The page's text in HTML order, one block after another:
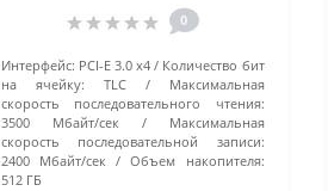
0
Интерфейс: PCI-E 3.0 x4
Количество бит
на ячейку:
TLC
Максимальная
скорость последовательного чтения:
3500 Мбайт/сек
Максимальная
скорость последовательной записи:
2400 Мбайт/сек
Объем накопителя:
512 ГБ